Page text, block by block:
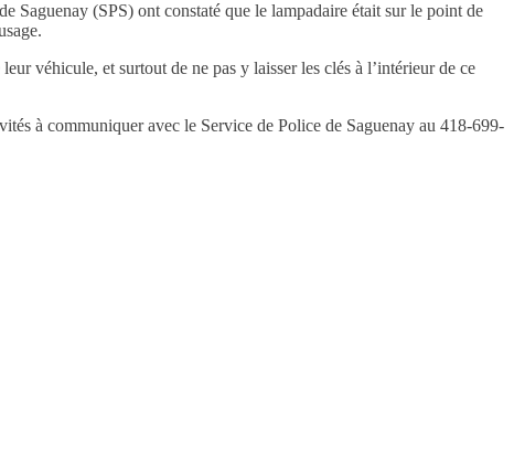
Saguenay (SPS) ont constaté que le lampadaire était sur le point de
véhicule, et surtout de ne pas y laisser les clés à l’intérieur de ce
à communiquer avec le Service de Police de Saguenay au 418-699-